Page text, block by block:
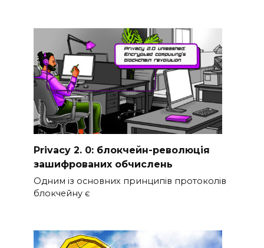
Privacy 2. 0: блокчейн-революція
зашифрованих обчислень
Одним із основних принципів протоколів
блокчейну є